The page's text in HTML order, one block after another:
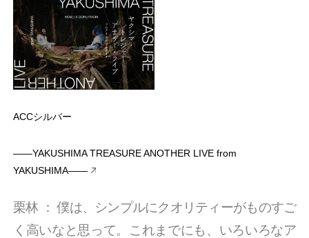
ACCシルバー
――YAKUSHIMA TREASURE ANOTHER LIVE from
YAKUSHIMA――
栗林 ：僕は、シンプルにクオリティーがものすご
く高いなと思って。これまでにも、いろいろなア